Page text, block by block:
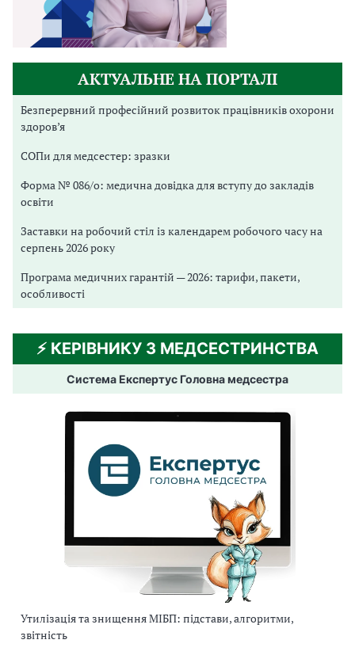
АКТУАЛЬНЕ НА ПОРТАЛІ
Безперервний професійний розвиток працівників охорони
здоров’я
СОПи для медсестер: зразки
Форма № 086/о: медична довідка для вступу до закладів
освіти
Заставки на робочий стіл із календарем робочого часу на
серпень 2026 року
Програма медичних гарантій — 2026: тарифи, пакети,
особливості
⚡️ КЕРІВНИКУ З МЕДСЕСТРИНСТВА
Система Експертус Головна медсестра
Утилізація та знищення МІБП: підстави, алгоритми,
звітність